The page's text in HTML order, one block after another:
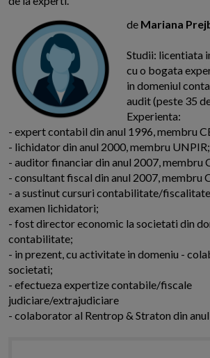
de Mariana
Studii: licentiata
cu o bogata
in domeniul
audit (peste 35
Experienta:
- expert contabil din anul 1996, membru
- lichidator din anul 2000, membru UNPIR;
- auditor financiar din anul 2007, membru
- consultant fiscal din anul 2007, membru
- a sustinut cursuri contabilitate/
examen lichidatori;
- fost director economic la societati din
contabilitate;
- in prezent, cu activitate in domeniu -
societati;
- efectueza expertize contabile/fiscale
judiciare/extrajudiciare
- colaborator al Rentrop & Straton din